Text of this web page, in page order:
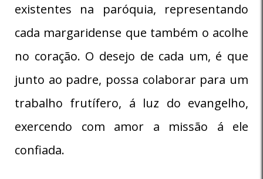
existentes na paróquia, representando
cada margaridense que também o acolhe
no coração. O desejo de cada um, é que
junto ao padre, possa colaborar para um
trabalho frutífero, á luz do evangelho,
exercendo com amor a missão á ele
confiada.